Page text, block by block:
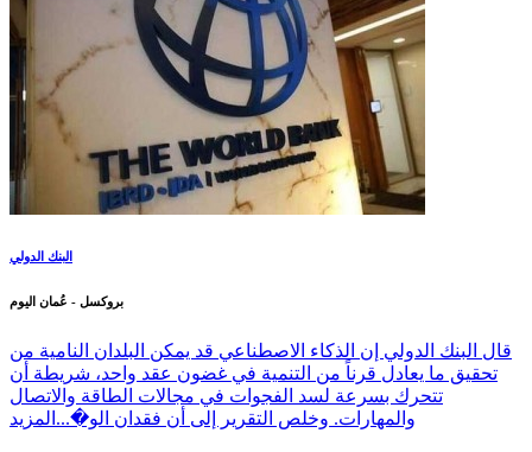
البنك الدولي
بروكسل - عُمان اليوم
قال البنك الدولي إن الذكاء الاصطناعي قد يمكن البلدان النامية من
تحقيق ما يعادل قرناً من التنمية في غضون عقد واحد، شريطة أن
تتحرك بسرعة لسد الفجوات في مجالات الطاقة والاتصال
والمهارات. وخلص التقرير إلى أن فقدان الو�... المزيد